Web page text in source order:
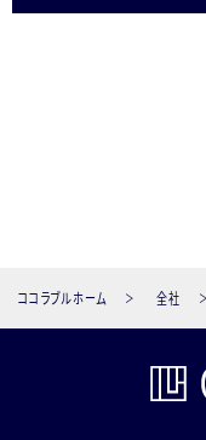
ココラブルホーム 全社